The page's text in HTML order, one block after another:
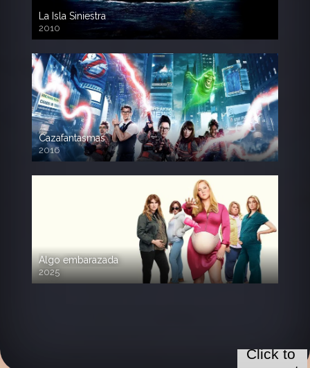
La Isla Siniestra
2010
720p HD
Cazafantasmas
2016
720p HD
Algo embarazada
2025
720p HD